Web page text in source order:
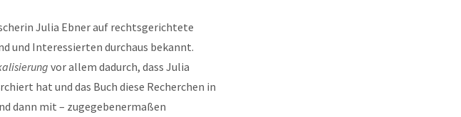
Julia Ebner auf rechtsgerichtete
und Interessierten durchaus bekannt.
vor allem dadurch, dass Julia
hat und das Buch diese Recherchen in
dann mit – zugegebenermaßen